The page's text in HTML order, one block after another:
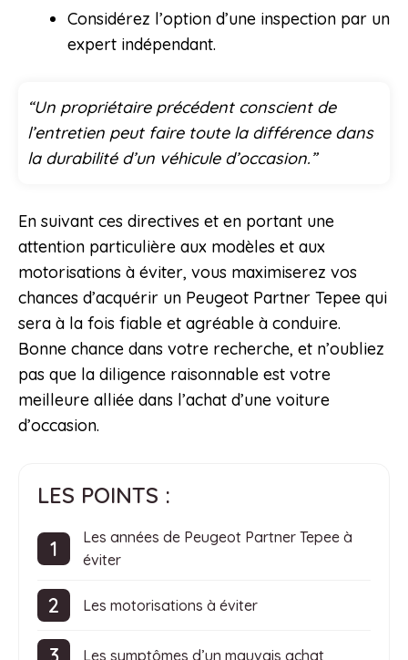
Considérez l’option d’une inspection par un
expert indépendant.
“Un propriétaire précédent conscient de
l’entretien peut faire toute la différence dans
la durabilité d’un véhicule d’occasion.”
En suivant ces directives et en portant une
attention particulière aux modèles et aux
motorisations à éviter, vous maximiserez vos
chances d’acquérir un Peugeot Partner Tepee qui
sera à la fois fiable et agréable à conduire.
Bonne chance dans votre recherche, et n’oubliez
pas que la diligence raisonnable est votre
meilleure alliée dans l’achat d’une voiture
d’occasion.
LES POINTS :
Les années de Peugeot Partner Tepee à
éviter
Les motorisations à éviter
Les symptômes d’un mauvais achat